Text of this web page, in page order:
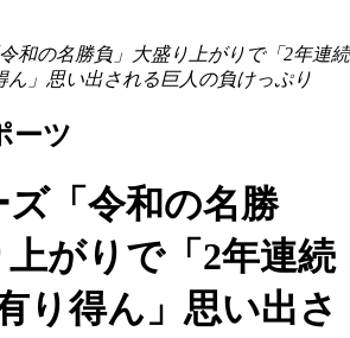
和の名勝負」大盛り上がりで「2年連続
ん」思い出される巨人の負けっぷり
ーツ
ズ「令和の名勝
がりで「2年連続
り得ん」思い出さ